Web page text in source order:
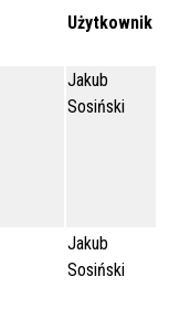
Użytkownik
Jakub
Sosiński
Jakub
Sosiński